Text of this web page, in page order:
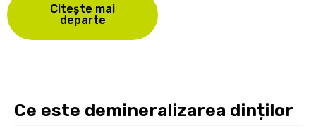
Citește mai
departe
Ce este demineralizarea dinților